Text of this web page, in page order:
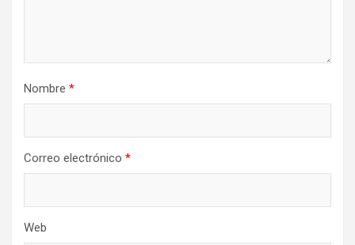
Nombre *
Correo electrónico *
Web